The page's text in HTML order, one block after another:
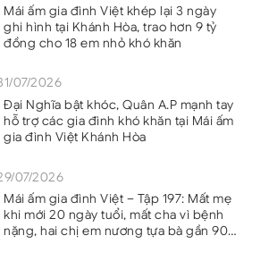
Mái ấm gia đình Việt khép lại 3 ngày
ghi hình tại Khánh Hòa, trao hơn 9 tỷ
đồng cho 18 em nhỏ khó khăn
07/2026
Đại Nghĩa bật khóc, Quân A.P mạnh tay
hỗ trợ các gia đình khó khăn tại Mái ấm
gia đình Việt Khánh Hòa
07/2026
Mái ấm gia đình Việt – Tập 197: Mất mẹ
khi mới 20 ngày tuổi, mất cha vì bệnh
nặng, hai chị em nương tựa bà gần 90